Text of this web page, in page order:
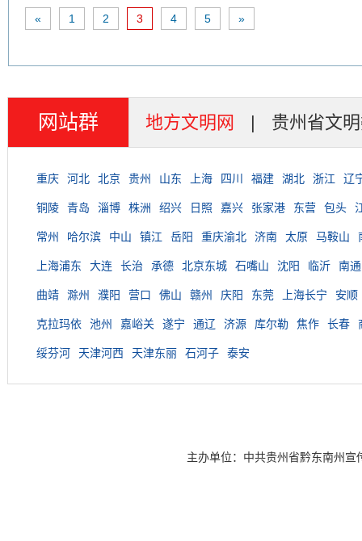
« 1 2 3 4 5 »
网站群 地方文明网 | 贵州省文
重庆 河北 北京 贵州 山东 上海 四川 福建 湖北 浙江 辽
铜陵 青岛 淄博 株洲 绍兴 日照 嘉兴 张家港 东营 包头
常州 哈尔滨 中山 镇江 岳阳 重庆渝北 济南 太原 马鞍山
上海浦东 大连 长治 承德 北京东城 石嘴山 沈阳 临沂 南通
曲靖 滁州 濮阳 营口 佛山 赣州 庆阳 东莞 上海长宁 安顺
克拉玛依 池州 嘉峪关 遂宁 通辽 济源 库尔勒 焦作 长春
绥芬河 天津河西 天津东丽 石河子 泰安
主办单位：中共贵州省黔东南州宣